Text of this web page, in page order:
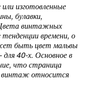
изготовленные
булавки,
Цвета винтажных
времени, о
быть цвет мальвы
40-х. Основное в
что страница
винтаж относится